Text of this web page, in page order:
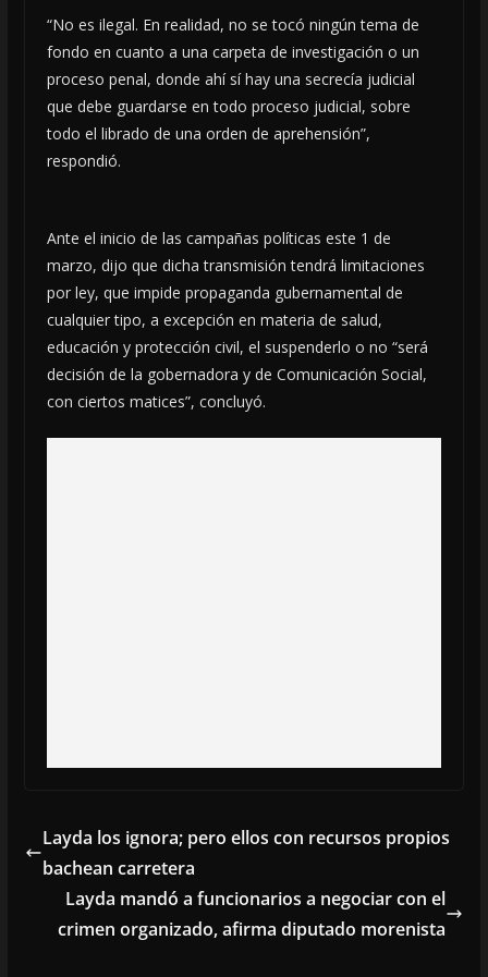
“No es ilegal. En realidad, no se tocó ningún tema de
fondo en cuanto a una carpeta de investigación o un
proceso penal, donde ahí sí hay una secrecía judicial
que debe guardarse en todo proceso judicial, sobre
todo el librado de una orden de aprehensión”,
respondió.
Ante el inicio de las campañas políticas este 1 de
marzo, dijo que dicha transmisión tendrá limitaciones
por ley, que impide propaganda gubernamental de
cualquier tipo, a excepción en materia de salud,
educación y protección civil, el suspenderlo o no “será
decisión de la gobernadora y de Comunicación Social,
con ciertos matices”, concluyó.
Layda los ignora; pero ellos con recursos propios
bachean carretera
Layda mandó a funcionarios a negociar con el
crimen organizado, afirma diputado morenista